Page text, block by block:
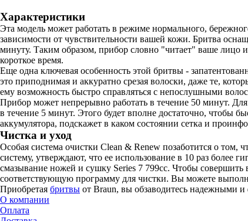
Характеристики
Эта модель может работать в режиме нормального,
зависимости от чувствительности вашей кожи. Бритва
минуту. Таким образом, прибор словно "читает" ваше лицо
короткое время.
Еще одна ключевая особенность этой бритвы -
это приподнимая и аккуратно срезая волоски, даже те,
ему возможность быстро справляться с непослушными
Прибор может непрерывно работать в течение 50 минут.
в течение 5 минут. Этого будет вполне достаточно, чтобы
аккумулятора, подскажет в каком состоянии сетка и
Чистка и уход
Особая система очистки Clean & Renew позаботится о том,
систему, утверждают, что ее использование в 10 раз более
смазывание ножей и сушку Series 7 799cc. Чтобы совершить
соответствующую программу для чистки. Вы можете
Приобретая бритвы от Braun, вы обзаводитесь надежными
О компании
Оплата